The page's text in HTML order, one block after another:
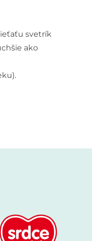
svetrík
ako